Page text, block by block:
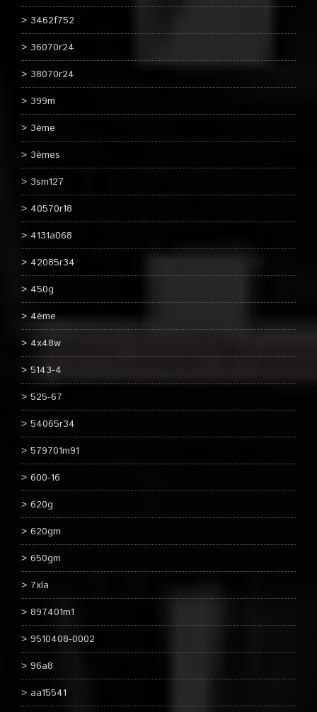
3462f752
36070r24
38070r24
399m
3ème
3èmes
3sm127
40570r18
4131a068
42085r34
450g
4ème
4x48w
5143-4
525-67
54065r34
579701m91
600-16
620g
620gm
650gm
7xla
897401m1
9510408-0002
96a8
aa15541